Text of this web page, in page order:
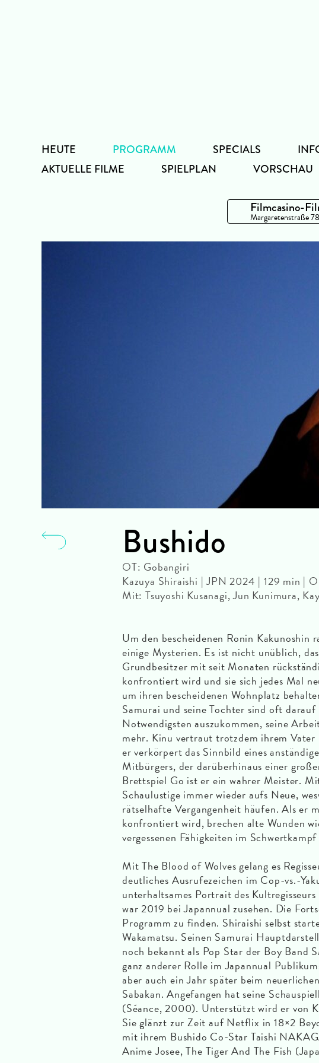
HEUTE
PROGRAMM
AKTUELLE FILME
SPIELPLAN VORSCHAU
SPECIALS
Filmcasino-
Margaretenstraße 78
Bushido
OT: Gobangiri
Kazuya Shiraishi | JPN 2024 | 129 min |
Mit: Tsuyoshi Kusanagi, Jun Kunimura,
Um den bescheidenen Ronin Kakunoshin
einige Mysterien. Es ist nicht unüblich,
Grundbesitzer mit seit Monaten
konfrontiert wird und sie sich jedes Mal
um ihren bescheidenen Wohnplatz
Samurai und seine Tochter sind oft darauf
Notwendigsten auszukommen, seine
mehr. Kinu vertraut trotzdem ihrem
er verkörpert das Sinnbild eines
Mitbürgers, der darüberhinaus einer
Brettspiel Go ist er ein wahrer Meister.
Schaulustige immer wieder aufs Neue,
rätselhafte Vergangenheit häufen. Als er
konfrontiert wird, brechen alte Wunden
vergessenen Fähigkeiten im
Mit The Blood of Wolves gelang es
deutliches Ausrufezeichen im Cop-vs.-
unterhaltsames Portrait des
war 2019 bei Japannual zusehen. Die
Programm zu finden. Shiraishi selbst
Wakamatsu. Seinen Samurai
noch bekannt als Pop Star der Boy Band
ganz anderer Rolle im Japannual
aber auch ein Jahr später beim
Sabakan. Angefangen hat seine
(Séance, 2000). Unterstützt wird er von
Sie glänzt zur Zeit auf Netflix in 18×2
mit ihrem Bushido Co-Star Taishi
Anime Josee, The Tiger And The Fish